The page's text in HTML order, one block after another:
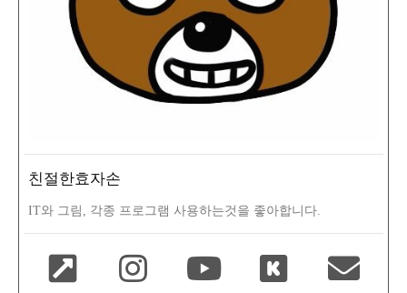
친절한효자손
IT와 그림, 각종 프로그램 사용하는것을 좋아합니다.